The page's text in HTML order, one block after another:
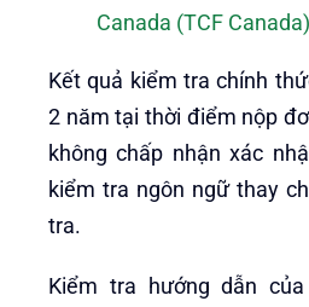
Canada (TCF Canada)
Kết quả kiểm tra chính
2 năm tại thời điểm nộp
không chấp nhận xác
kiểm tra ngôn ngữ thay
tra.
Kiểm tra hướng dẫn của